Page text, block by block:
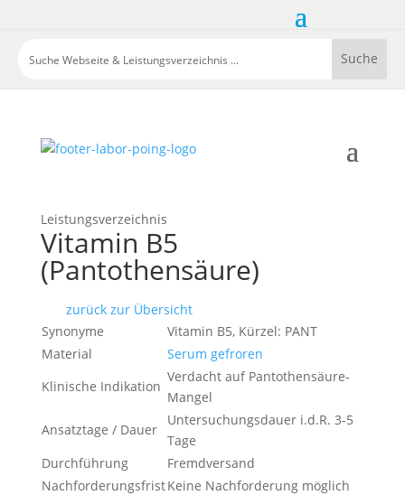
Leistungsverzeichnis
Vitamin B5
(Pantothensäure)
zurück zur Übersicht
Synonyme
Vitamin B5, Kürzel: PANT
Material
Serum gefroren
Klinische Indikation
Verdacht auf Pantothensäure-
Mangel
Ansatztage / Dauer
Untersuchungsdauer i.d.R. 3-5
Tage
Durchführung
Fremdversand
NachforderungsfristKeine Nachforderung möglich